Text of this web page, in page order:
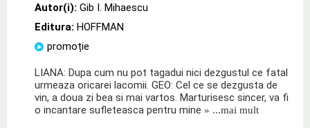
Autor(i): Gib I. Mihaescu
Editura: HOFFMAN
promoție
LIANA: Dupa cum nu pot tagadui nici dezgustul ce fatal
urmeaza oricarei lacomii. GEO: Cel ce se dezgusta de
vin, a doua zi bea si mai vartos. Marturisesc sincer, va fi
o incantare sufleteasca pentru mine » ...mai mult